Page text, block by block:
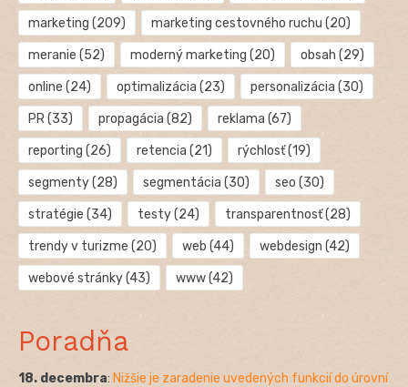
marketing (209) marketing cestovného ruchu (20)
meranie (52) moderný marketing (20) obsah (29)
online (24) optimalizácia (23) personalizácia (30)
PR(33) propagácia (82) reklama (67)
reporting (26) retencia (21) rýchlosť(19)
segmenty(28) segmentácia (30) seo (30)
stratégie (34) testy(24) transparentnosť(28)
trendy v turizme (20) web (44) webdesign (42)
webové stránky(43) www(42)
Poradňa
18. decembra: Nižšie je zaradenie uvedených funkcií do úrovní